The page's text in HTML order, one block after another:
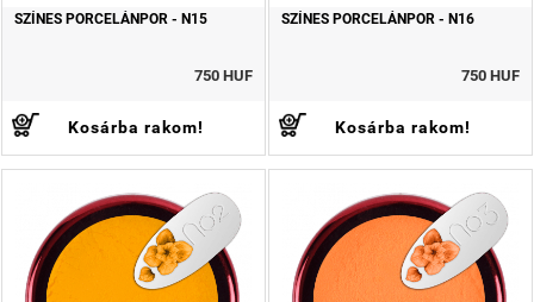
SZÍNES PORCELÁNPOR - N15
750 HUF
Kosárba rakom!
SZÍNES PORCELÁNPOR - N16
750 HUF
Kosárba rakom!